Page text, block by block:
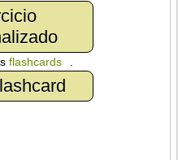
flashcards .